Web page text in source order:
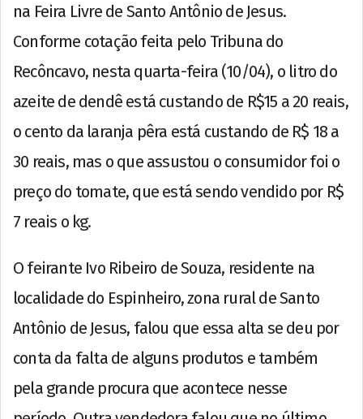
na Feira Livre de Santo Antônio de Jesus.
Conforme cotação feita pelo Tribuna do
Recôncavo, nesta quarta-feira (10/04), o litro do
azeite de dendê está custando de R$15 a 20 reais,
o cento da laranja pêra está custando de R$ 18 a
30 reais, mas o que assustou o consumidor foi o
preço do tomate, que está sendo vendido por R$
7 reais o kg.
O feirante Ivo Ribeiro de Souza, residente na
localidade do Espinheiro, zona rural de Santo
Antônio de Jesus, falou que essa alta se deu por
conta da falta de alguns produtos e também
pela grande procura que acontece nesse